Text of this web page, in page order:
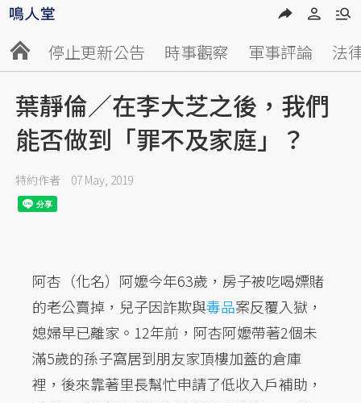
停止更新公告 時事觀察 軍事評論 法
葉靜倫／在李大芝之後，我們
能否做到「罪不及家庭」？
特約作者 07 May, 2019
阿杏（化名）阿嬤今年63歲，房子被吃喝嫖賭
的老公賣掉，兒子因詐欺與毒品案反覆入獄，
媳婦早已離家。12年前，阿杏阿嬤帶著2個未
滿5歲的孫子窩居到朋友家頂樓加蓋的倉庫
裡，後來靠著里長幫忙申請了低收入戶補助，